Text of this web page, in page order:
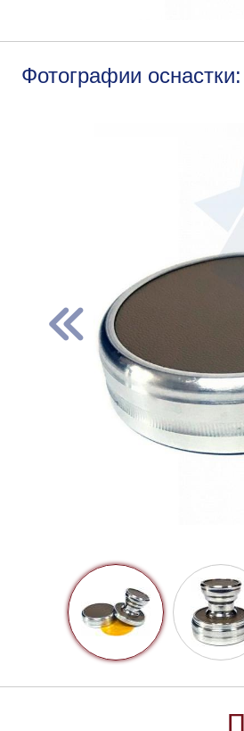
Фотографии оснастки: